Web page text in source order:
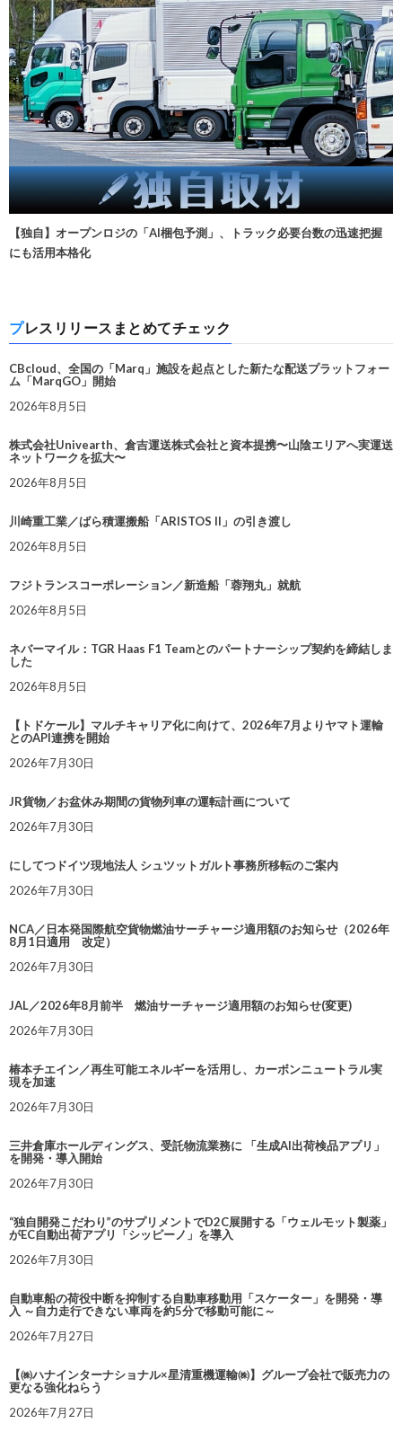
【独自】オープンロジの「AI梱包予測」、トラック必要台数の迅速把握
にも活用本格化
プレスリリースまとめてチェック
CBcloud、全国の「Marq」施設を起点とした新たな配送プラットフォー
ム「MarqGO」開始
2026年8月5日
株式会社Univearth、倉吉運送株式会社と資本提携〜山陰エリアへ実運送
ネットワークを拡大〜
2026年8月5日
川崎重工業／ばら積運搬船「ARISTOS II」の引き渡し
2026年8月5日
フジトランスコーポレーション／新造船「蓉翔丸」就航
2026年8月5日
ネバーマイル：TGR Haas F1 Teamとのパートナーシップ契約を締結しま
した
2026年8月5日
【トドケール】マルチキャリア化に向けて、2026年7月よりヤマト運輸
とのAPI連携を開始
2026年7月30日
JR貨物／お盆休み期間の貨物列車の運転計画について
2026年7月30日
にしてつドイツ現地法人 シュツットガルト事務所移転のご案内
2026年7月30日
NCA／日本発国際航空貨物燃油サーチャージ適用額のお知らせ（2026年
8月1日適用 改定）
2026年7月30日
JAL／2026年8月前半 燃油サーチャージ適用額のお知らせ(変更)
2026年7月30日
椿本チエイン／再生可能エネルギーを活用し、カーボンニュートラル実
現を加速
2026年7月30日
三井倉庫ホールディングス、受託物流業務に 「生成AI出荷検品アプリ」
を開発・導入開始
2026年7月30日
“独自開発こだわり”のサプリメントでD2C展開する「ウェルモット製薬」
がEC自動出荷アプリ「シッピーノ」を導入
2026年7月30日
自動車船の荷役中断を抑制する自動車移動用「スケーター」を開発・導
入 ～自力走行できない車両を約5分で移動可能に～
2026年7月27日
【㈱ハナインターナショナル×星清重機運輸㈱】グループ会社で販売力の
更なる強化ねらう
2026年7月27日